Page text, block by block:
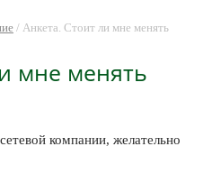
/ Анкета. Стоит ли мне менять
мне менять
компании, желательно